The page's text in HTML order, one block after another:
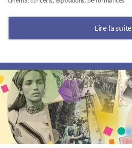
Lire la suite